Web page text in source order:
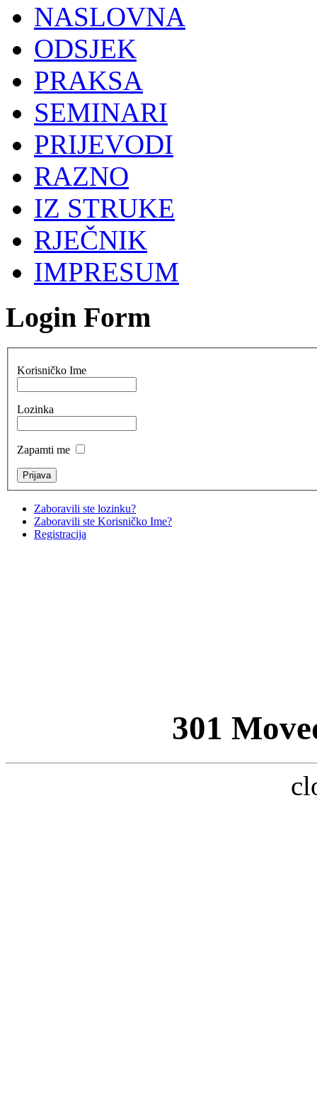
NASLOVNA
ODSJEK
PRAKSA
SEMINARI
PRIJEVODI
RAZNO
IZ STRUKE
RJEČNIK
IMPRESUM
Login Form
Korisničko Ime
Lozinka
Zapamti me
Zaboravili ste lozinku?
Zaboravili ste Korisničko Ime?
Registracija
301